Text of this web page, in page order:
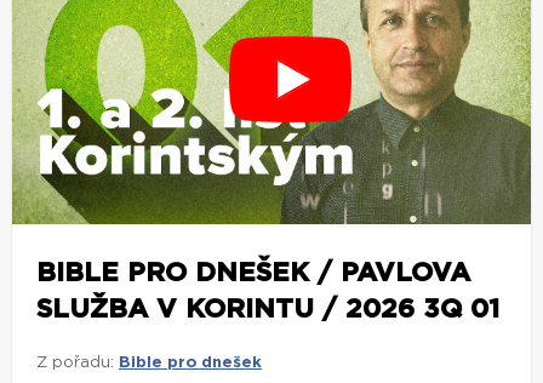
BIBLE PRO DNEŠEK / PAVLOVA
SLUŽBA V KORINTU / 2026 3Q 01
Z pořadu: Bible pro dnešek